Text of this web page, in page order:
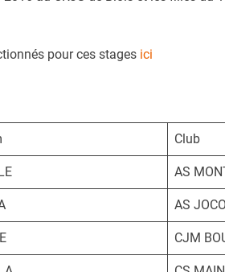
pour ces stages ici
Club
AS
AS
CJM